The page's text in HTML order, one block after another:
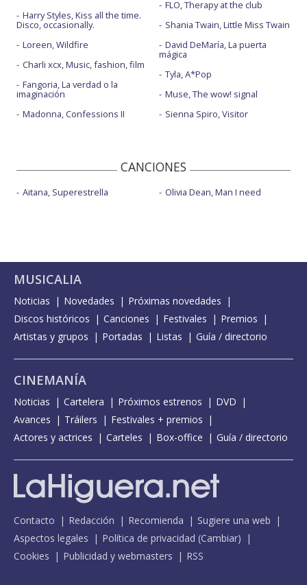
Harry Styles, Kiss all the time.
Disco, occasionally.
Loreen, Wildfire
Charli xcx, Music, fashion, film
Fangoria, La verdad o la
imaginación
Madonna, Confessions II
FLO, Therapy at the club
Shania Twain, Little Miss Twain
David DeMaría, La puerta
mágica
Tyla, A*Pop
Muse, The wow! signal
Sienna Spiro, Visitor
CANCIONES
Aitana, Superestrella Olivia Dean, Man I need
MUSICALIA
Noticias Novedades
Próximas novedades
Discos históricos
Canciones Festivales
Premios
Artistas y grupos
Portadas Listas Guía / directorio
CINEMANÍA
Noticias Cartelera Próximos estrenos
DVD
Avances
Tráilers
Festivales + premios
Actores y actrices
Carteles Box-office Guía / directorio
Contacto Redacción Recomienda
Sugiere una web
Aspectos legales
Política de privacidad (Cambiar)
Cookies
Publicidad y webmasters RSS